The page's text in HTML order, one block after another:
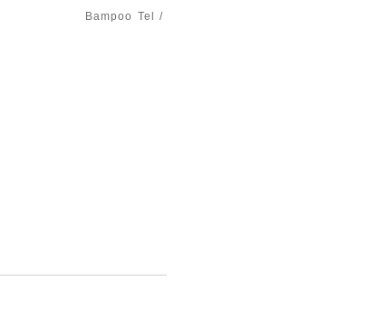
Bampoo Tel /